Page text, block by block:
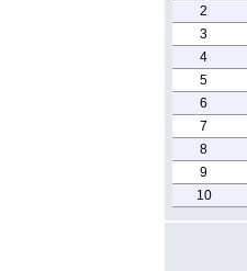
2
3
4
5
6
7
8
9
10